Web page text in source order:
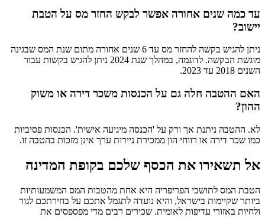
עד כמה שנים אחורה אפשר לבקש החזר מס על הטבת
יישוב?
ניתן להגיש בקשה להחזר מס עד 6 שנים אחורה מתום שנת המס שבגינה
מוגשת הבקשה. לדוגמה, במהלך שנת 2024 ניתן להגיש בקשות עבור
השנים 2018 עד 2023.
האם ההטבה חלה גם על הכנסות משכר דירה או משוק
ההון?
לא. ההטבה ניתנת אך ורק על 'הכנסה מיגיעה אישית'. הכנסות פסיביות
כמו שכר דירה או רווחי הון ממכירת ניירות ערך אינן מזכות בהטבה זו.
אל תשאירו את הכסף שלכם בקופת המדינה
הטבת המס לתושבי הפריפריה היא אחת מהטבות המס המשמעותיות
ביותר שקיימות בישראל, והיא נועדה לתגמל אתכם על בחירתכם לגור
ולחיות באזורי עדיפות לאומית. שכירים רבים מדי מפספסים את